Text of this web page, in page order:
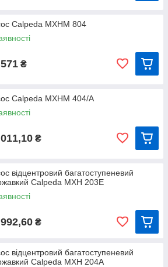
A
напор-продуктивність насосів
:
Calpeda MXHM 804
₴
Calpeda MXHM 404/A
₴
відцентровий багатоступеневий
Calpeda MXH 203E
₴
відцентровий багатоступеневий
Calpeda MXH 204А